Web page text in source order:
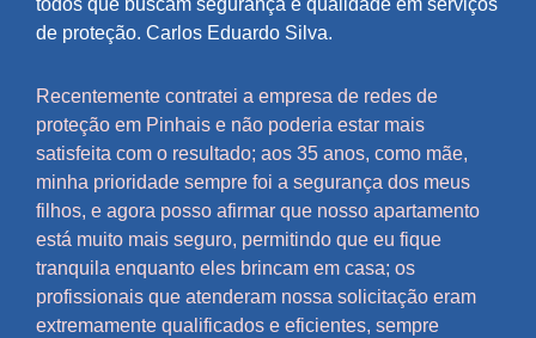
todos que buscam segurança e qualidade em serviços
de proteção. Carlos Eduardo Silva.
Recentemente contratei a empresa de redes de
proteção em Pinhais e não poderia estar mais
satisfeita com o resultado; aos 35 anos, como mãe,
minha prioridade sempre foi a segurança dos meus
filhos, e agora posso afirmar que nosso apartamento
está muito mais seguro, permitindo que eu fique
tranquila enquanto eles brincam em casa; os
profissionais que atenderam nossa solicitação eram
extremamente qualificados e eficientes, sempre